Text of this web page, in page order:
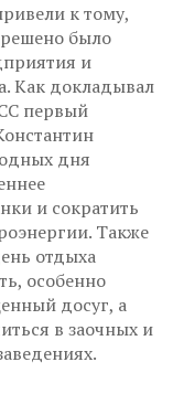
к тому,
было
и
Как докладывал
первый
дня
и сократить
Также
отдыха
особенно
досуг, а
в заочных и